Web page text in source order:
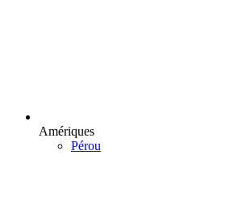
Amériques
Pérou